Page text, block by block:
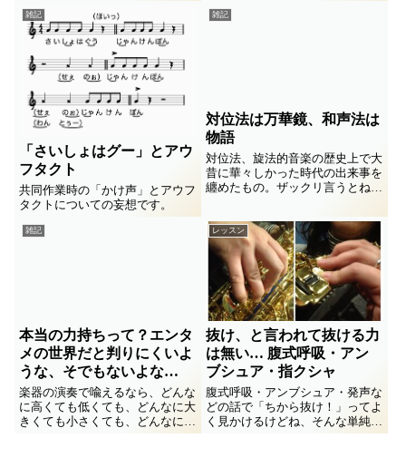
Store で１位になったって後から
気づきビックリ、ま、一瞬でしょ
けどね(^_^; コロナな2020年、
月イチ配信にチャレンジしてきま
した。ナゴミのヒトトキに聴いて
みてくださいませ♫
る自分。 油断すると、聴かずに
雑記
「さいしょはグー」とアウ
フタクト
共同作業時の「かけ声」とアウフ
タクトについての妄想です。
雑記
対位法は万華鏡、和声法は
物語
対位法、旋法的音楽の歴史上で大
昔に華々しかった時代の出来事を
纏めたもの。ザックリ言うとね
様々な出来事が起きて、けっこう
偶然なキラキラが面白い。それを
仔細に観察して理論らしくまとめ
たってことなんだけど、それで...
雑記
本当の力持ちって？エンタ
メの世界だと判りにくいよ
うな、そでもないよな…
楽器の演奏で喩えるなら、どんな
に高くても低くても、どんなに大
きくても小さくても、どんなに速
くてもユックリでも、涼しい顔で
レッスン
抜け、と言われて抜ける力
は無い… 腹式呼吸・アン
ブシュア・指クシャ
腹式呼吸・アンブシュア・発声な
どの話で「ちから抜け！」ってよ
く見かけるけどね、そんな単純な
ことなのかな？チカラヌケって簡